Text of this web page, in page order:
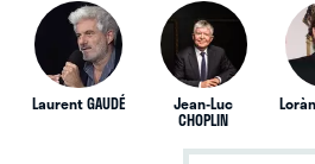
Laurent GAUDÉ Jean-Luc
CHOPLIN